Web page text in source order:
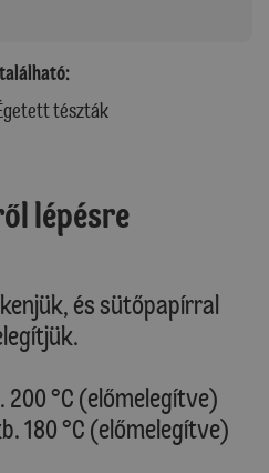
tészták
lépésre
és sütőpapírral
200 °C (előmelegítve)
180 °C (előmelegítve)